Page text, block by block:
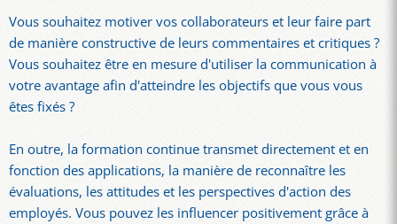
Vous souhaitez motiver vos collaborateurs et leur faire part
de manière constructive de leurs commentaires et critiques ?
Vous souhaitez être en mesure d'utiliser la communication à
votre avantage afin d'atteindre les objectifs que vous vous
êtes fixés ?
En outre, la formation continue transmet directement et en
fonction des applications, la manière de reconnaître les
évaluations, les attitudes et les perspectives d'action des
employés. Vous pouvez les influencer positivement grâce à